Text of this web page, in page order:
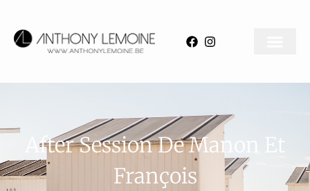
After Session De Manon Et
François